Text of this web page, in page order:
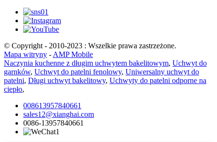
© Copyright - 2010-2023 : Wszelkie prawa zastrzeżone.
Mapa witryny - AMP Mobile
Naczynia kuchenne z długim uchwytem bakelitowym, Uchwyt do
garnków, Uchwyt do patelni fenolowy, Uniwersalny uchwyt do
patelni, Długi uchwyt bakelitowy, Uchwyty do patelni odporne na
ciepło,
008613957840661
sales12@xianghai.com
0086-13957840661